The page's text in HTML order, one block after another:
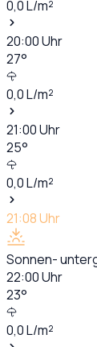
0,0L/m²
20:00Uhr
27°
0,0L/m²
21:00Uhr
25°
0,0L/m²
21:08Uhr
Sonnen-
22:00Uhr
23°
0,0L/m²